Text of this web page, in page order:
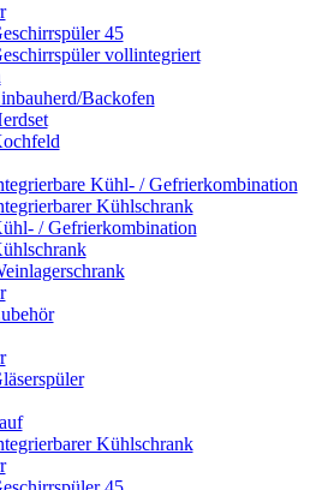
45
vollintegriert
Backofen
Kühl- / Gefrierkombination
Kühlschrank
/ Gefrierkombination
Kühlschrank